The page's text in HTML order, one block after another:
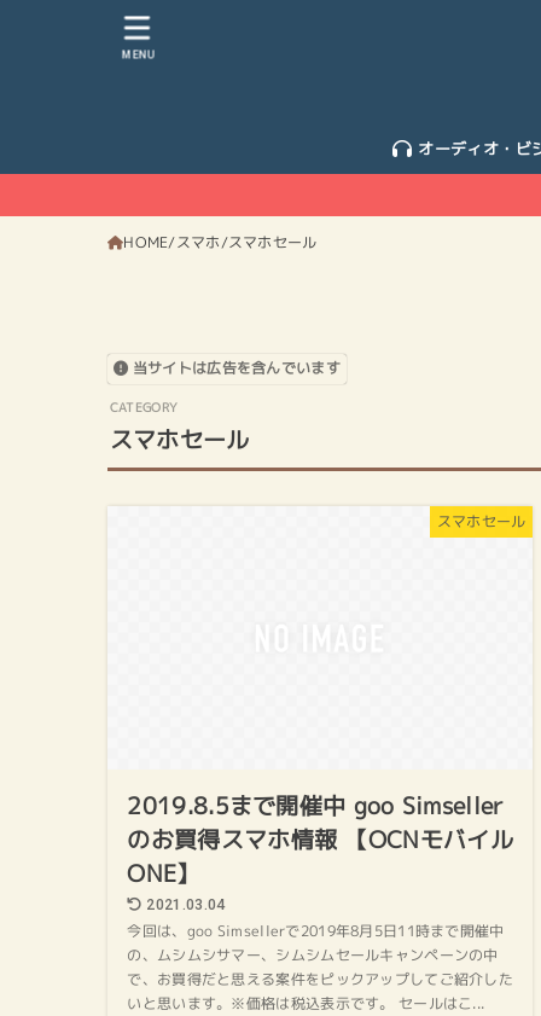
オーディオ・ビ
MENU
HOME スマホ スマホセール
当サイトは広告を含んでいます
スマホセール
スマホセール
2019.8.5まで開催中 goo Simseller
のお買得スマホ情報 【OCNモバイル
ONE】
2021.03.04
今回は、goo Simsellerで2019年8月5日11時まで開催中
の、ムシムシサマー、シムシムセールキャンペーンの中
で、お買得だと思える案件をピックアップしてご紹介した
いと思います。※価格は税込表示です。 セールはこ...